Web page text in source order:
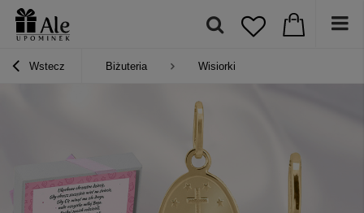
Wstecz Biżuteria Wisiorki